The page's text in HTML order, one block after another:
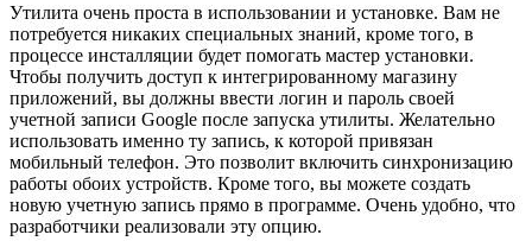
Утилита очень проста в использовании и установке. Вам не
потребуется никаких специальных знаний, кроме того, в
процессе инсталляции будет помогать мастер установки.
Чтобы получить доступ к интегрированному магазину
приложений, вы должны ввести логин и пароль своей
учетной записи Google после запуска утилиты. Желательно
использовать именно ту запись, к которой привязан
мобильный телефон. Это позволит включить синхронизацию
работы обоих устройств. Кроме того, вы можете создать
новую учетную запись прямо в программе. Очень удобно, что
разработчики реализовали эту опцию.